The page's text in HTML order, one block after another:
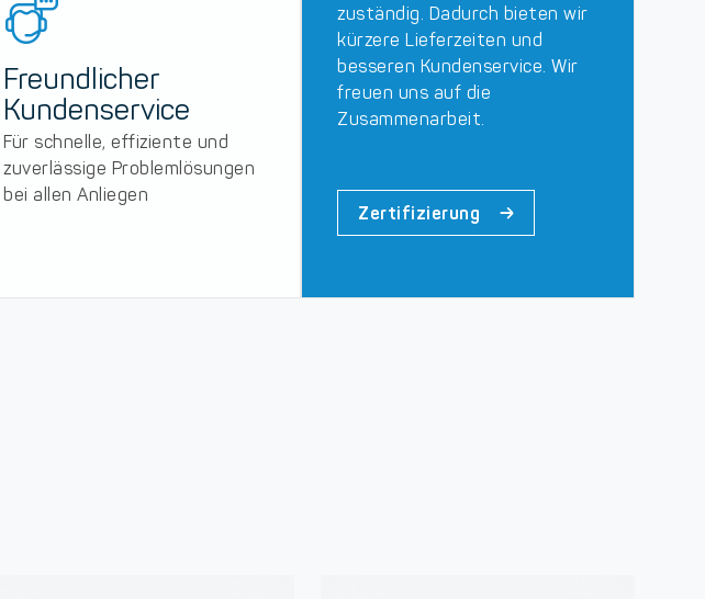
zuständig. Dadurch bieten wir
kürzere Lieferzeiten und
besseren Kundenservice. Wir
freuen uns auf die
Zusammenarbeit.
Zertifizierung
Freundlicher
Kundenservice
Für schnelle, effiziente und
zuverlässige Problemlösungen
bei allen Anliegen